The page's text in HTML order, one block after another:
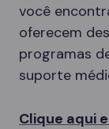
você
oferecem
programas
suporte
Clique aqui